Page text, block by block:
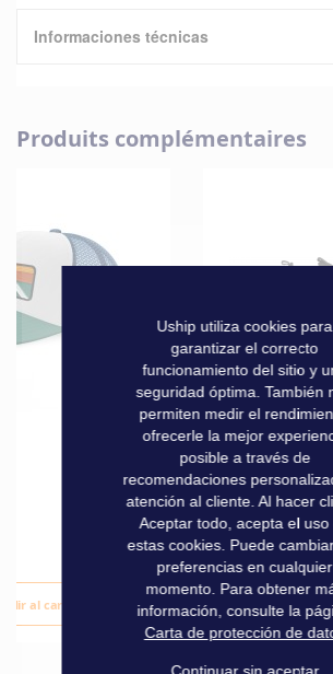
Informaciones técnicas
Informaciones
Produits complémentaires
al carrito
ZAPATOS
NEGROS
28,90 €
Uship utiliza cookies para
garantizar el correcto
funcionamiento del sitio y
seguridad óptima. También
permiten medir el
ofrecerle la mejor
posible a través de
recomendaciones
atención al cliente. Al hacer
Aceptar todo, acepta el uso
estas cookies. Puede
preferencias en cualquier
momento. Para obtener
información, consulte la
Carta de protección de
Continuar sin aceptar